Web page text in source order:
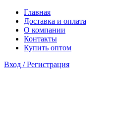
Главная
Доставка и оплата
О компании
Контакты
Купить оптом
Вход / Регистрация